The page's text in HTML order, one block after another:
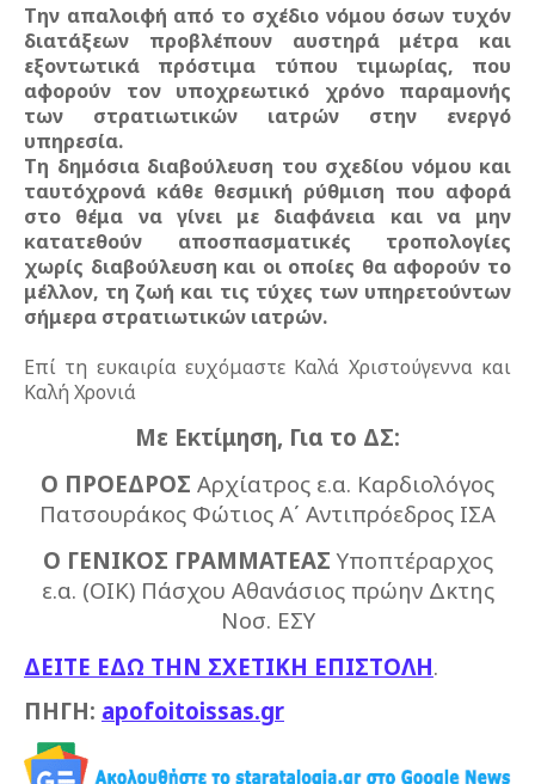
Την απαλοιφή από το σχέδιο νόμου όσων τυχόν
διατάξεων προβλέπουν αυστηρά μέτρα και
εξοντωτικά πρόστιμα τύπου τιμωρίας, που
αφορούν τον υποχρεωτικό χρόνο παραμονής
των στρατιωτικών ιατρών στην ενεργό
υπηρεσία.
Τη δημόσια διαβούλευση του σχεδίου νόμου και
ταυτόχρονά κάθε θεσμική ρύθμιση που αφορά
στο θέμα να γίνει με διαφάνεια και να μην
κατατεθούν αποσπασματικές τροπολογίες
χωρίς διαβούλευση και οι οποίες θα αφορούν το
μέλλον, τη ζωή και τις τύχες των υπηρετούντων
σήμερα στρατιωτικών ιατρών.
Επί τη ευκαιρία ευχόμαστε Καλά Χριστούγεννα και
Καλή Χρονιά
Με Εκτίμηση, Για το ΔΣ:
Ο ΠΡΟΕΔΡΟΣ Αρχίατρος ε.α. Καρδιολόγος
Πατσουράκος Φώτιος Α΄ Αντιπρόεδρος ΙΣΑ
Ο ΓΕΝΙΚΟΣ ΓΡΑΜΜΑΤΕΑΣ Υποπτέραρχος
ε.α. (ΟΙΚ) Πάσχου Αθανάσιος πρώην Δκτης
Νοσ. ΕΣΥ
ΔΕΙΤΕ ΕΔΩ ΤΗΝ ΣΧΕΤΙΚΗ ΕΠΙΣΤΟΛΗ.
ΠΗΓΗ: apofoitoissas.gr